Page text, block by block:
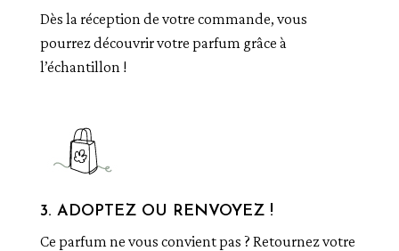
Dès la réception de votre commande, vous
pourrez découvrir votre parfum grâce à
l’échantillon !
3. ADOPTEZ OU RENVOYEZ !
Ce parfum ne vous convient pas ? Retournez votre